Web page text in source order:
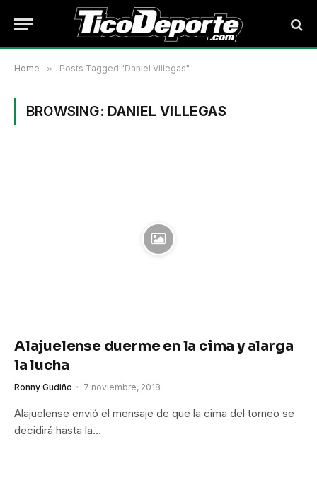
Home » Posts Tagged "Daniel Villegas"
BROWSING: DANIEL VILLEGAS
Alajuelense duerme en la cima y alarga
la lucha
Ronny Gudiño 7 noviembre, 2018
Alajuelense envió el mensaje de que la cima del torneo se
decidirá hasta la…